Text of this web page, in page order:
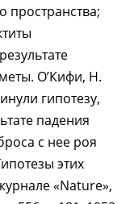
пространства;
О’Кифи, Н.
гипотезу,
падения
с нее роя
этих
«Nature»,